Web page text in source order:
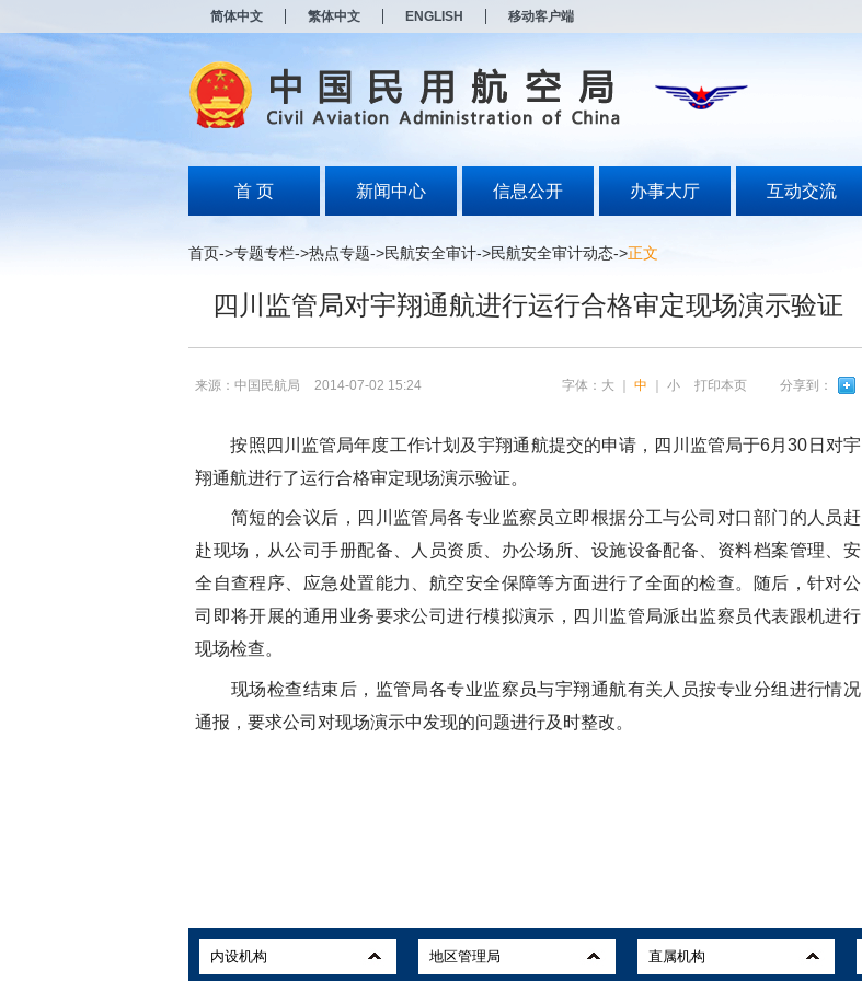
简体中文 繁体中文 ENGLISH 移动客户端
首 页 新闻中心 信息公开 办事大厅 互动交流
首页->专题专栏->热点专题->民航安全审计->民航安全审计动态->正文
四川监管局对宇翔通航进行运行合格审定现场演示验证
来源：中国民航局 2014-07-02 15:24 字体： 大 中 小 打印本页 分享到：
按照四川监管局年度工作计划及宇翔通航提交的申请，四川监管局于6月30日对宇
翔通航进行了运行合格审定现场演示验证。
简短的会议后，四川监管局各专业监察员立即根据分工与公司对口部门的人员赶
赴现场，从公司手册配备、人员资质、办公场所、设施设备配备、资料档案管理、安
全自查程序、应急处置能力、航空安全保障等方面进行了全面的检查。随后，针对公
司即将开展的通用业务要求公司进行模拟演示，四川监管局派出监察员代表跟机进行
现场检查。
现场检查结束后，监管局各专业监察员与宇翔通航有关人员按专业分组进行情况
通报，要求公司对现场演示中发现的问题进行及时整改。
打
无
障